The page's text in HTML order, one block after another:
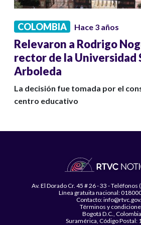
COLOMBIA Hace 3 años
Relevaron a Rodrigo
rector de la Universidad
Arboleda
La decisión fue tomada por el
centro educativo
Av. El Dorado Cr. 45 # 26 - 33 -
Línea gratuita nacional:
Contacto:
Términos y
Bogotá D.C., Colombia
Suramérica, Código Postal: